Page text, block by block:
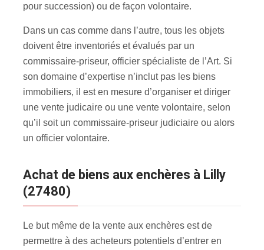
pour succession) ou de façon volontaire.
Dans un cas comme dans l’autre, tous les objets
doivent être inventoriés et évalués par un
commissaire-priseur, officier spécialiste de l’Art. Si
son domaine d’expertise n’inclut pas les biens
immobiliers, il est en mesure d’organiser et diriger
une vente judicaire ou une vente volontaire, selon
qu’il soit un commissaire-priseur judiciaire ou alors
un officier volontaire.
Achat de biens aux enchères à Lilly
(27480)
Le but même de la vente aux enchères est de
permettre à des acheteurs potentiels d’entrer en